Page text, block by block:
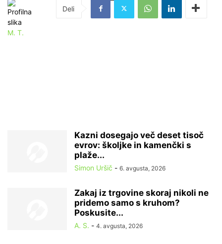
M. T.
Kazni dosegajo več deset tisoč
evrov: školjke in kamenčki s
plaže...
Simon Uršič - 6. avgusta, 2026
Zakaj iz trgovine skoraj nikoli ne
pridemo samo s kruhom?
Poskusite...
A. S. - 4. avgusta, 2026